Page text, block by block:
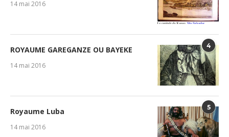
14 mai 2016
4
ROYAUME GAREGANZE OU BAYEKE
14 mai 2016
5
Royaume Luba
14 mai 2016